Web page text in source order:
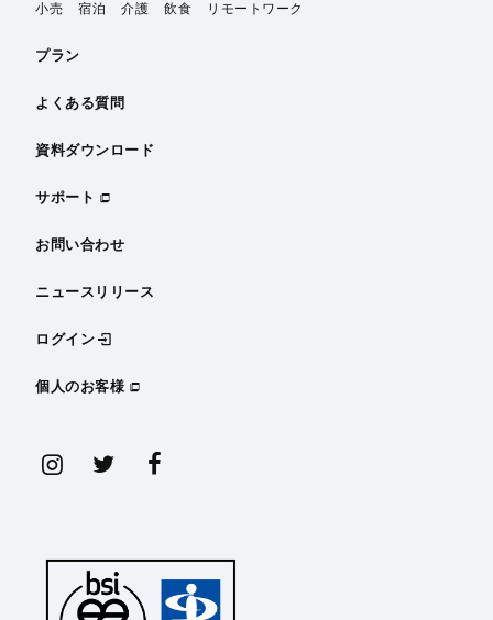
小売 宿泊 介護 飲食 リモートワーク
プラン
よくある質問
資料ダウンロード
サポート
お問い合わせ
ニュースリリース
ログイン
個人のお客様